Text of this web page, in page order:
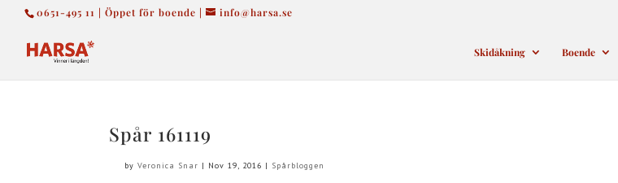
0651-495 11 | Öppet för boende | info@harsa.se
Skidåkning Boende
Spår 161119
byVeronica Snar | Nov 19, 2016 | Spårbloggen